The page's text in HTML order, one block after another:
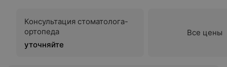
Консультация стоматолога-
ортопеда
уточняйте
Все цены